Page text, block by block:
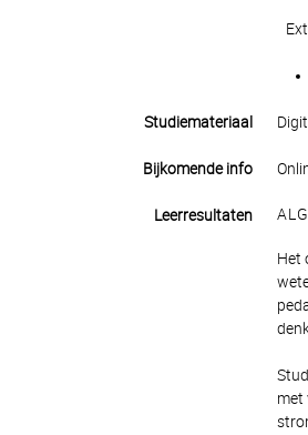
Studiemateriaal
Bijkomende info
Leerresultaten
Het
met